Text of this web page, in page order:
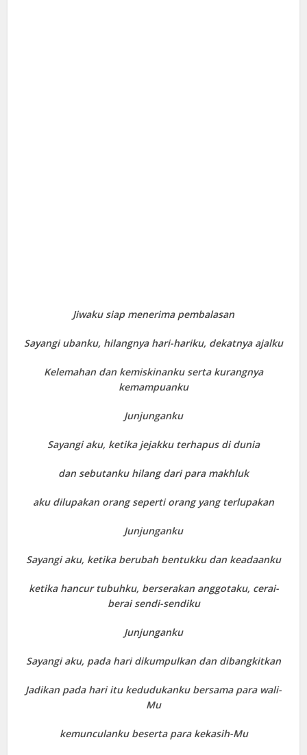
Jiwaku siap menerima pembalasan
Sayangi ubanku, hilangnya hari-hariku, dekatnya ajalku
Kelemahan dan kemiskinanku serta kurangnya
kemampuanku
Junjunganku
Sayangi aku, ketika jejakku terhapus di dunia
dan sebutanku hilang dari para makhluk
aku dilupakan orang seperti orang yang terlupakan
Junjunganku
Sayangi aku, ketika berubah bentukku dan keadaanku
ketika hancur tubuhku, berserakan anggotaku, cerai-
berai sendi-sendiku
Junjunganku
Sayangi aku, pada hari dikumpulkan dan dibangkitkan
Jadikan pada hari itu kedudukanku bersama para wali-
Mu
kemunculanku beserta para kekasih-Mu